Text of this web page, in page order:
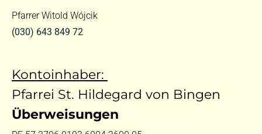
Pfarrer Witold Wójcik
(030) 643 849 72
Kontoinhaber:
Pfarrei St. Hildegard von Bingen
Überweisungen